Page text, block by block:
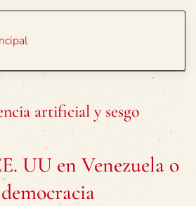
artificial y sesgo
UU en Venezuela o